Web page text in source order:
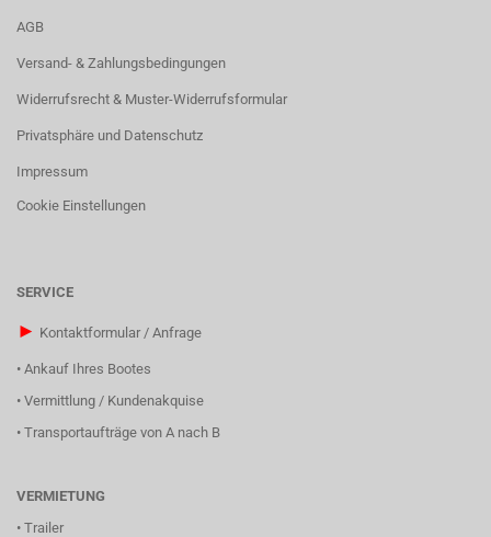
AGB
Versand- & Zahlungsbedingungen
Widerrufsrecht & Muster-Widerrufsformular
Privatsphäre und Datenschutz
Impressum
Cookie Einstellungen
SERVICE
► Kontaktformular / Anfrage
• Ankauf Ihres Bootes
• Vermittlung / Kundenakquise
• Transportaufträge von A nach B
VERMIETUNG
• Trailer